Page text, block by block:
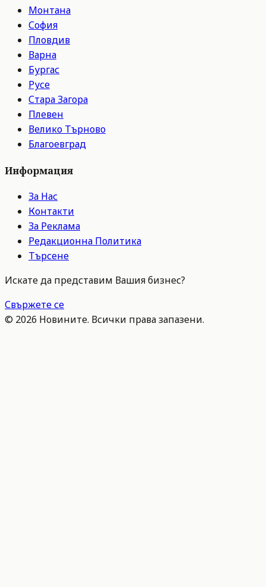
Монтана
София
Пловдив
Варна
Бургас
Русе
Стара Загора
Плевен
Велико Търново
Благоевград
Информация
За Нас
Контакти
За Реклама
Редакционна Политика
Търсене
Искате да представим Вашия бизнес?
Свържете се
© 2026 Новините. Всички права запазени.